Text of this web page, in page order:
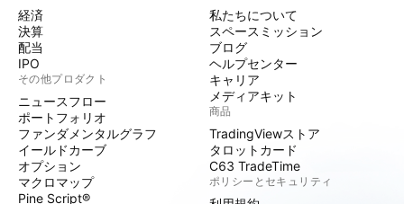
経済
決算
配当
IPO
その他プロダクト
ニュースフロー
ポートフォリオ
ファンダメンタルグラフ
イールドカーブ
オプション
マクロマップ
Pine Script®
私たちについて
スペースミッション
ブログ
ヘルプセンター
キャリア
メディアキット
商品
TradingViewストア
タロットカード
C63 TradeTime
ポリシーとセキュリティ